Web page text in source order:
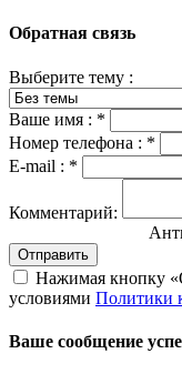
Обратная связь
Выберите тему :
Ваше имя : *
Номер телефона : *
E-mail : *
Комментарий:
Отправить
Нажимая кнопку
условиями Политики
Ваше сообщение